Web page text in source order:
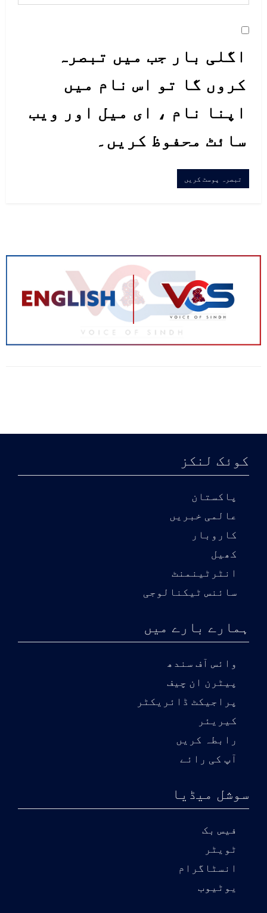
اگلی بار جب میں تبصرہ
کروں گا تو اس نام میں
اپنا نام ، ای میل اور ویب
سائٹ محفوظ کریں۔
کوئک لنکز
پاکستان
عالمی خبریں
کاروبار
کھیل
انٹرٹینمنٹ
سائنس ٹیکنالوجی
ہمارے بارے میں
وائس آف سندھ
پیٹرن ان چیف
پراجیکٹ ڈائریکٹر
کیریئر
رابطہ کریں
آپ کی رائے
سوشل میڈیا
فیس بک
ٹویٹر
انسٹاگرام
یوٹیوب